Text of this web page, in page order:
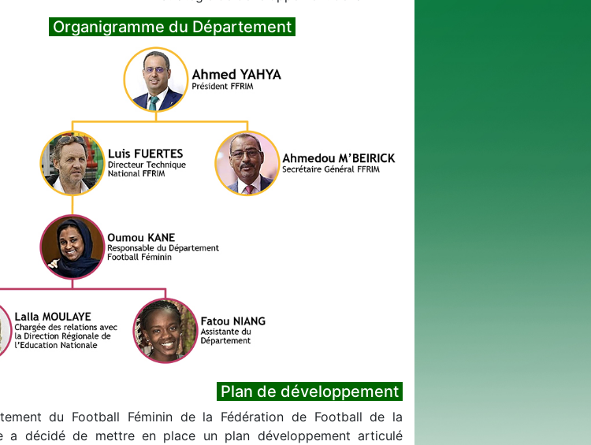
Organigramme du Département
du Football Féminin de la Fédération de Football de la
a décidé de mettre en place un plan développement articulé